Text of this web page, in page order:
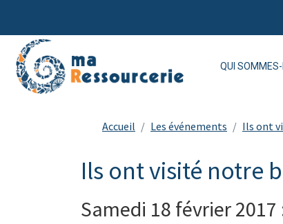
QUI
Accueil Les événements Ils ont
Ils ont visité notre
Samedi 18 février